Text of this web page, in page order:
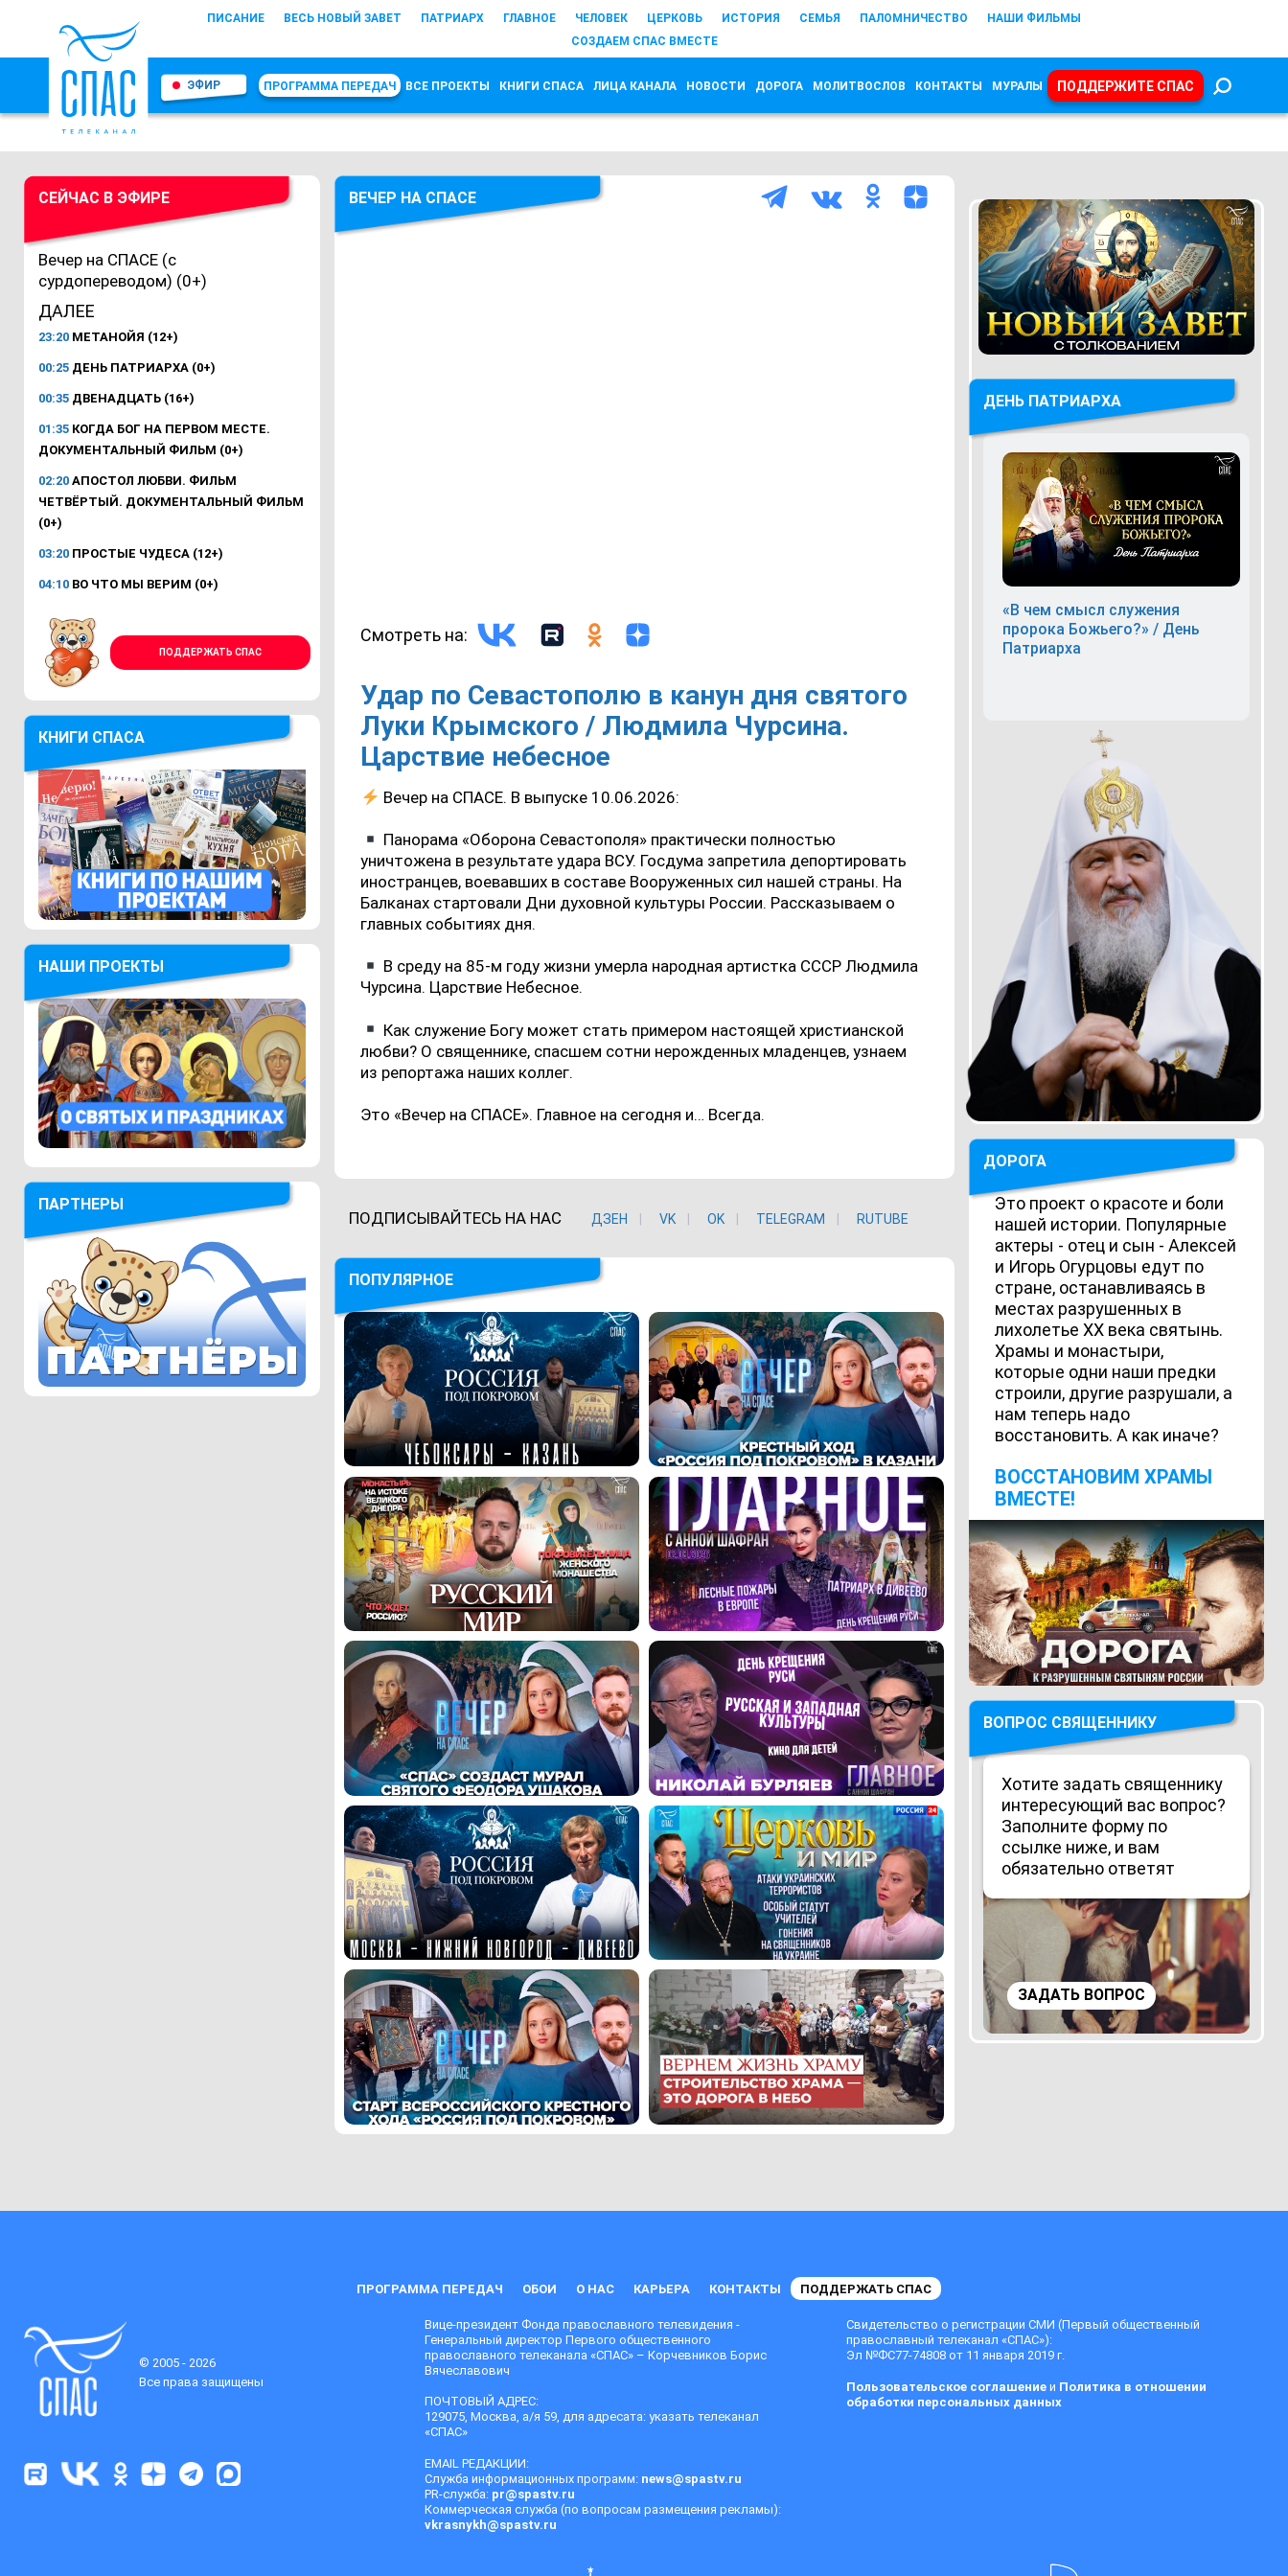
ПИСАНИЕ ВЕСЬ НОВЫЙ ЗАВЕТ ПАТРИАРХ ГЛАВНОЕ ЧЕЛОВЕК ЦЕРКОВЬ ИСТОРИЯ СЕМЬЯ ПАЛОМНИЧЕСТВО
НАШИ ФИЛЬМЫ
СОЗДАЕМ СПАС ВМЕСТЕ
ЭФИР ПРОГРАММА ПЕРЕДАЧ ВСЕ ПРОЕКТЫ КНИГИ СПАСА ЛИЦА КАНАЛА НОВОСТИ ДОРОГА МОЛИТВОСЛОВ КОНТАКТЫ МУРАЛЫ ПОДДЕРЖИТЕ СПАС
СЕЙЧАС В ЭФИРЕ
Вечер на СПАСЕ (с
сурдопереводом) (0+)
ДАЛЕЕ
23:20 МЕТАНОЙЯ (12+)
00:25 ДЕНЬ ПАТРИАРХА (0+)
00:35 ДВЕНАДЦАТЬ (16+)
01:35 КОГДА БОГ НА ПЕРВОМ МЕСТЕ.
ДОКУМЕНТАЛЬНЫЙ ФИЛЬМ (0+)
02:20 АПОСТОЛ ЛЮБВИ. ФИЛЬМ
ЧЕТВЁРТЫЙ. ДОКУМЕНТАЛЬНЫЙ ФИЛЬМ
(0+)
03:20 ПРОСТЫЕ ЧУДЕСА (12+)
04:10 ВО ЧТО МЫ ВЕРИМ (0+)
ПОДДЕРЖАТЬ СПАС
КНИГИ СПАСА
НАШИ ПРОЕКТЫ
ПАРТНЕРЫ
ВЕЧЕР НА СПАСЕ
Смотреть на:
Удар по Севастополю в канун дня святого
Луки Крымского / Людмила Чурсина.
Царствие небесное
Вечер на СПАСЕ. В выпуске 10.06.2026:
Панорама «Оборона Севастополя» практически полностью
уничтожена в результате удара ВСУ. Госдума запретила депортировать
иностранцев, воевавших в составе Вооруженных сил нашей страны. На
Балканах стартовали Дни духовной культуры России. Рассказываем о
главных событиях дня.
В среду на 85-м году жизни умерла народная артистка СССР Людмила
Чурсина. Царствие Небесное.
Как служение Богу может стать примером настоящей христианской
любви? О священнике, спасшем сотни нерожденных младенцев, узнаем
из репортажа наших коллег.
Это «Вечер на СПАСЕ». Главное на сегодня и… Всегда.
ПОДПИСЫВАЙТЕСЬ НА НАС ДЗЕН VK ОK TELEGRAM RUTUBE
ПОПУЛЯРНОЕ
ДЕНЬ ПАТРИАРХА
«В чем смысл служения
пророка Божьего?» / День
Патриарха
ДОРОГА
Это проект о красоте и боли
нашей истории. Популярные
актеры - отец и сын - Алексей
и Игорь Огурцовы едут по
стране, останавливаясь в
местах разрушенных в
лихолетье ХХ века святынь.
Храмы и монастыри,
которые одни наши предки
строили, другие разрушали, а
нам теперь надо
восстановить. А как иначе?
ВОCСТАНОВИМ ХРАМЫ
ВМЕСТЕ!
ВОПРОС СВЯЩЕННИКУ
Хотите задать священнику
интересующий вас вопрос?
Заполните форму по
ссылке ниже, и вам
обязательно ответят
ЗАДАТЬ ВОПРОС
ПРОГРАММА ПЕРЕДАЧ ОБОИ О НАС КАРЬЕРА КОНТАКТЫ ПОДДЕРЖАТЬ СПАС
© 2005 - 2026
Все права защищены
Вице-президент Фонда православного телевидения -
Генеральный директор Первого общественного
православного телеканала «СПАС» – Корчевников Борис
Вячеславович
ПОЧТОВЫЙ АДРЕС:
129075, Москва, а/я 59, для адресата: указать телеканал
«СПАС»
EMAIL РЕДАКЦИИ:
Служба информационных программ: news@spastv.ru
PR-служба: pr@spastv.ru
Коммерческая служба (по вопросам размещения рекламы):
vkrasnykh@spastv.ru
Свидетельство о регистрации СМИ (Первый общественный
православный телеканал «СПАС»):
Эл №ФС77-74808 от 11 января 2019 г.
Пользовательское соглашениеи Политика в отношении
обработки персональных данных